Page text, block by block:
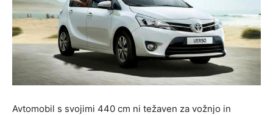
Avtomobil s svojimi 440 cm ni težaven za vožnjo in